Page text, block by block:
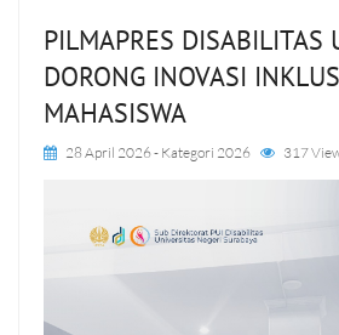
PILMAPRES DISABILITAS
DORONG INOVASI
MAHASISWA
28 April 2026- Kategori 2026 317